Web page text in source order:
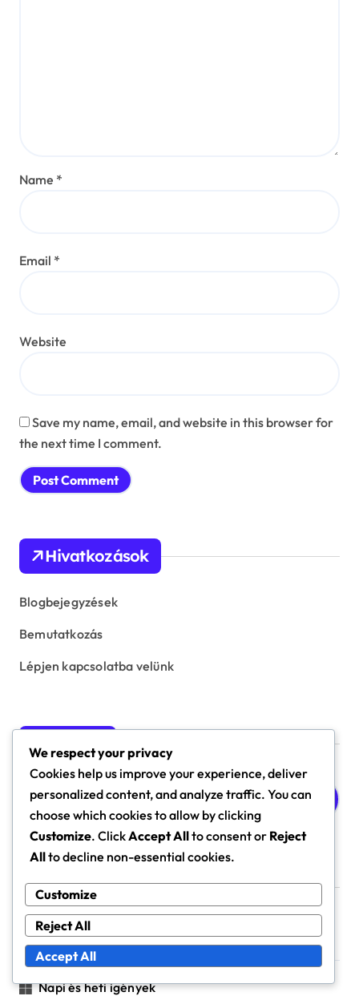
Name *
Email *
Website
Save my name, email, and website in this browser for
the next time I comment.
Hivatkozások
Blogbejegyzések
Bemutatkozás
Lépjen kapcsolatba velünk
Keresés
o
Kategóriák
Esemény Nyomkövető Díjak
Napi és heti igények
We respect your privacy
Cookies help us improve your experience, deliver
personalized content, and analyze traffic. You can
choose which cookies to allow by clicking
Customize. ClickAccept Allto consent or Reject
Allto decline non-essential cookies.
Customize
Reject All
Accept All